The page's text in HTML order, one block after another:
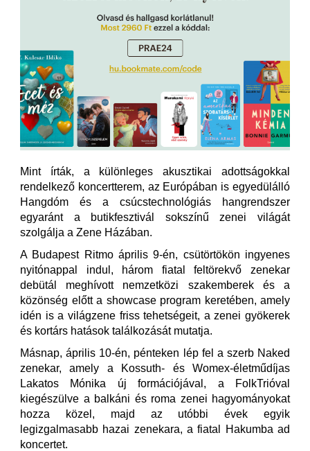
Mint írták, a különleges akusztikai adottságokkal
rendelkező koncertterem, az Európában is egyedülálló
Hangdóm és a csúcstechnológiás hangrendszer
egyaránt a butikfesztivál sokszínű zenei világát
szolgálja a Zene Házában.
A Budapest Ritmo április 9-én, csütörtökön ingyenes
nyitónappal indul, három fiatal feltörekvő zenekar
debütál meghívott nemzetközi szakemberek és a
közönség előtt a showcase program keretében, amely
idén is a világzene friss tehetségeit, a zenei gyökerek
és kortárs hatások találkozását mutatja.
Másnap, április 10-én, pénteken lép fel a szerb Naked
zenekar, amely a Kossuth- és Womex-életműdíjas
Lakatos Mónika új formációjával, a FolkTrióval
kiegészülve a balkáni és roma zenei hagyományokat
hozza közel, majd az utóbbi évek egyik
legizgalmasabb hazai zenekara, a fiatal Hakumba ad
koncertet.